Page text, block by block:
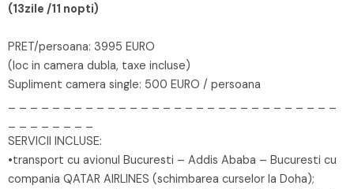
(13zile /11 nopti)
PRET/persoana: 3995 EURO
(loc in camera dubla, taxe incluse)
Supliment camera single: 500 EURO / persoana
SERVICII INCLUSE:
•transport cu avionul Bucuresti – Addis Ababa – Bucuresti cu
compania QATAR AIRLINES (schimbarea curselor la Doha);